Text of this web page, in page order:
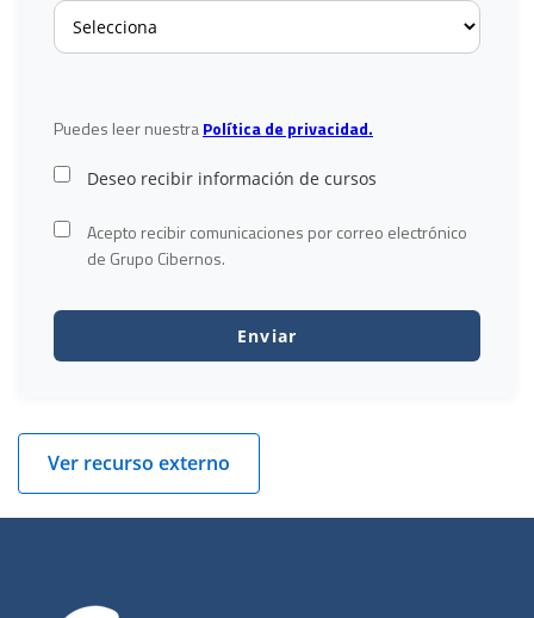
Puedes leer nuestraPolítica de privacidad.
Deseo recibir información de cursos
Acepto recibir comunicaciones por correo electrónico
de Grupo Cibernos.
Ver recurso externo